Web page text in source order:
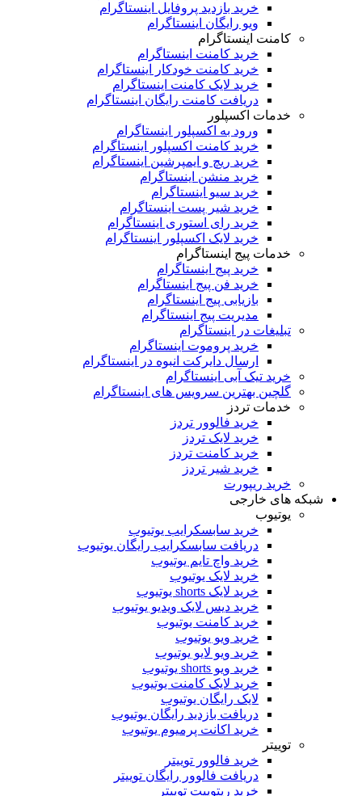
خرید بازدید پروفایل اینستاگرام
ویو رایگان اینستاگرام
کامنت اینستاگرام
خرید کامنت اینستاگرام
خرید کامنت خودکار اینستاگرام
خرید لایک کامنت اینستاگرام
دریافت کامنت رایگان اینستاگرام
خدمات اکسپلور
ورود به اکسپلور اینستاگرام
خرید کامنت اکسپلور اینستاگرام
خرید ریچ و ایمپرشین اینستاگرام
خرید منشن اینستاگرام
خرید سیو اینستاگرام
خرید شیر پست اینستاگرام
خرید رای استوری اینستاگرام
خرید لایک اکسپلور اینستاگرام
خدمات پیج اینستاگرام
خرید پیج اینستاگرام
خرید فن پیج اینستاگرام
بازیابی پیج اینستاگرام
مدیریت پیج اینستاگرام
تبلیغات در اینستاگرام
خرید پروموت اینستاگرام
ارسال دایرکت انبوه در اینستاگرام
خرید تیک آبی اینستاگرام
گلچین بهترین سرویس های اینستاگرام
خدمات تردز
خرید فالوور تردز
خرید لایک تردز
خرید کامنت تردز
خرید شیر تردز
خرید ریپورت
شبکه های خارجی
یوتیوب
خرید سابسکرایب یوتیوب
دریافت سابسکرایب رایگان یوتیوب
خرید واچ تایم یوتیوب
خرید لایک یوتیوب
خرید لایک shorts یوتیوب
خرید دیس لایک ویدیو یوتیوب
خرید کامنت یوتیوب
خرید ویو یوتیوب
خرید ویو لایو یوتیوب
خرید ویو shorts یوتیوب
خرید لایک کامنت یوتیوب
لایک رایگان یوتیوب
دریافت بازدید رایگان یوتیوب
خرید اکانت پرمیوم یوتیوب
توییتر
خرید فالوور توییتر
دریافت فالوور رایگان توییتر
خرید ریتوییت توییتر